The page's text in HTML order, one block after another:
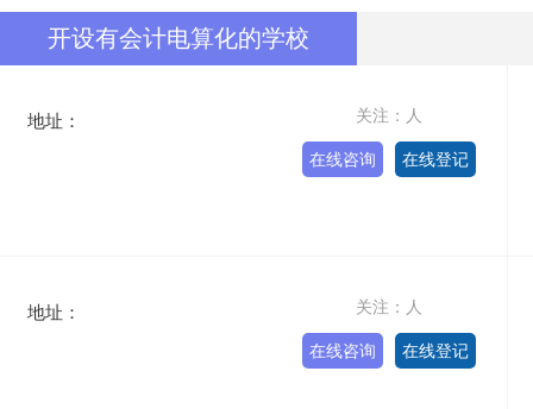
开设有会计电算化的学校
地址： 关注：人
在线咨询 在线登记
地址： 关注：人
在线咨询 在线登记